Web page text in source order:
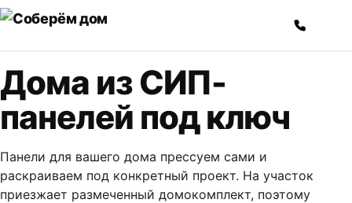
Перейти к содержимому
Дома из СИП-
панелей под ключ
Панели для вашего дома прессуем сами и
раскраиваем под конкретный проект. На участок
приезжает размеченный домокомплект, поэтому